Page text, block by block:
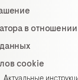
в
cookie